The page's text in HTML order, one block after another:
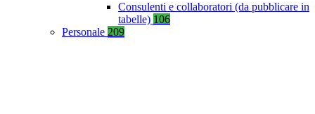
Consulenti e collaboratori (da pubblicare in
tabelle) 106
Personale 209